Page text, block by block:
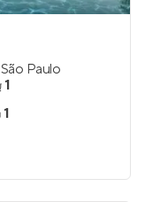
São Paulo
1
1